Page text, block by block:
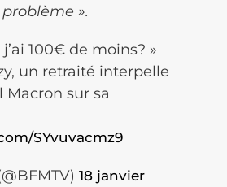
».
100€ de moins? »
un retraité interpelle
Macron sur sa
SYvuvacmz9
18 janvier